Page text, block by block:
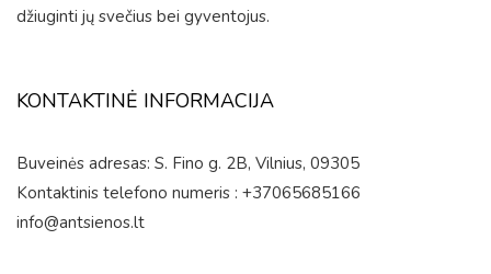
džiuginti jų svečius bei gyventojus.
KONTAKTINĖ INFORMACIJA
Buveinės adresas: S. Fino g. 2B, Vilnius, 09305
Kontaktinis telefono numeris : +37065685166
info@antsienos.lt